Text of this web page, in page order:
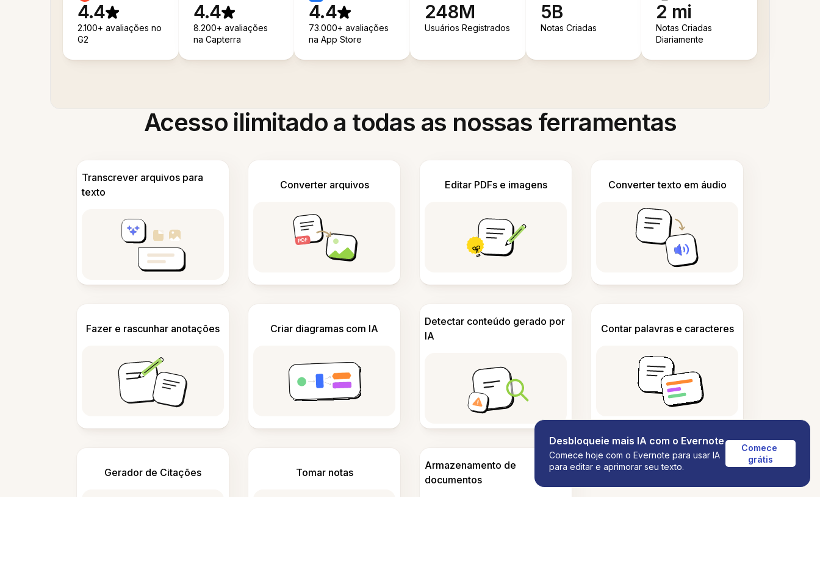
4.4
2.100+ avaliações no
G2
4.4
8.200+ avaliações
na Capterra
4.4
73.000+ avaliações
na App Store
248M
Usuários Registrados
5B
Notas Criadas
2 mi
Notas Criadas
Diariamente
Acesso ilimitado a todas as nossas ferramentas
Transcrever arquivos para
texto
Converter arquivos Editar PDFs e imagens Converter texto em áudio
Fazer e rascunhar anotações Criar diagramas com IA
Detectar conteúdo gerado por
IA
Contar palavras e caracteres
Gerador de Citações Tomar notas
Armazenamento de
documentos
Desbloqueie mais IA com o Evernote
Comece hoje com o Evernote para usar IA
para editar e aprimorar seu texto.
Comece
grátis